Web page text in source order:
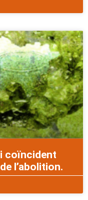
coïncident
l’abolition.